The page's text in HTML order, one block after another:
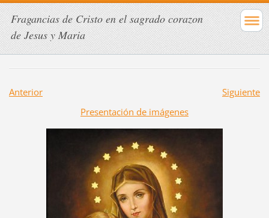
Fragancias de Cristo en el sagrado corazon
de Jesus y Maria
Anterior
Siguiente
Presentación de imágenes